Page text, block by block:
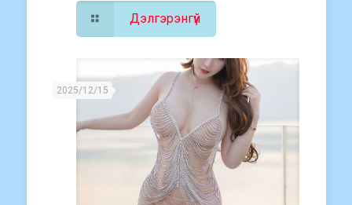
Дэлгэрэнгүй
2025/12/15